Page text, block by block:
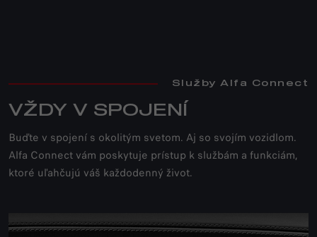
Služby Alfa Connect
VŽDY V SPOJENÍ
Buďte v spojení s okolitým svetom. Aj so svojím vozidlom.
Alfa Connect vám poskytuje prístup k službám a funkciám,
ktoré uľahčujú váš každodenný život.